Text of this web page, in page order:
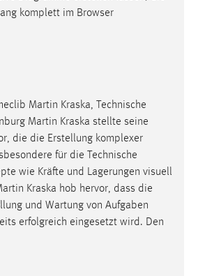
komplett im Browser
Martin Kraska, Technische
Martin Kraska stellte seine
die die Erstellung komplexer
für die Technische
wie Kräfte und Lagerungen visuell
Kraska hob hervor, dass die
und Wartung von Aufgaben
erfolgreich eingesetzt wird. Den
zu können, werden von diesen
gesetzt.